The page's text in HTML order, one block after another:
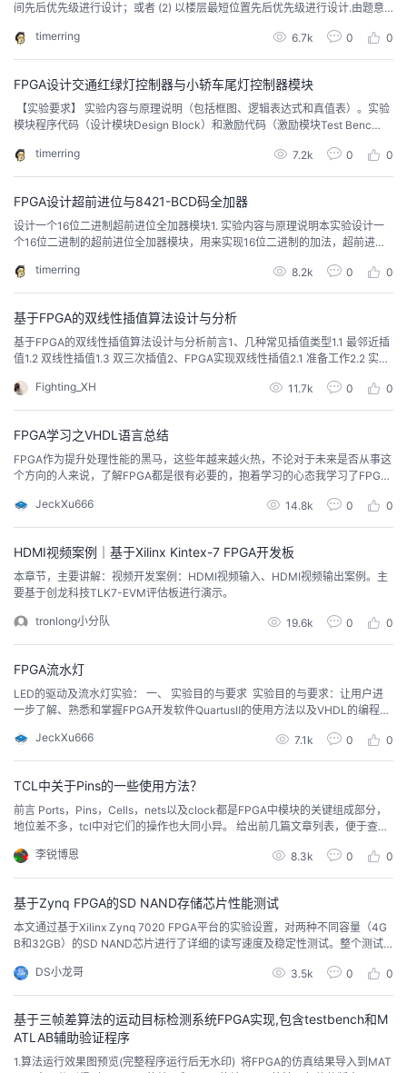
博
客
的
论
坛
我
的
圈
子
我
的
直
我
的
动
我
关
注
堂
我
的
课
我
的
证
我
实
验
的
收
藏
我
的
技
我
的
议
间先后优先级进行设计；或者 (2) 以楼层最短位置先后优先级进行设计.由题意
楼请求，同一层不能既有上楼请求又有下楼请求。上楼或下楼请求被响应后对
应位清零。当有其中一层的按钮按下时，电梯前往；根据时间优先级，可以设
timerring 6.7k 0 0
FPGA设计交通红绿灯控制器与小轿车尾灯控制器模块
​ 【实验要求】 实验内容与原理说明（包括框图、逻辑表达式和真值表）。实验
模块程序代码（设计模块Design Block）和激励代码（激励模块Test Benc
用该型器件的资源情况。实验结果分析及思考。每一次报告用Word文档提交，
文件名：姓名_班级_第几次实验_学号。【实验软件工具】QuartusII;ModelSim
timerring 7.2k 0 0
FPGA设计超前进位与8421-BCD码全加器
​设计一个16位二进制超前进位全加器模块1. 实验内容与原理说明本实验设计一
个16位二进制的超前进位全加器模块，用来实现16位二进制的加法，超前进位
gi产生一级时延，经过计算C产生一级时延，则A，B输入一旦产生，首先经过
两级时延算出第1轮进位值C’不过这个值是不正确的。C’再次送入加法器，进行
timerring 8.2k 0 0
基于FPGA的双线性插值算法设计与分析
基于FPGA的双线性插值算法设计与分析前言1、几种常见插值类型1.1 最邻近插
值1.2 双线性插值1.3 双三次插值2、FPGA实现双线性插值2.1 准备工作2.2 实现
式：2.3.1.2 小数部分的处理2.3.1.3 小数部分的表示2.3.1.4 系数的表示2.3.2 内
存管理模块2.3.3双线性插值...
Fighting_XH 11.7k 0 0
FPGA学习之VHDL语言总结
FPGA作为提升处理性能的黑马，这些年越来越火热，不论对于未来是否从事这
个方向的人来说，了解FPGA都是很有必要的，抱着学习的心态我学习了FPG
JeckXu666
14.8k 0 0
HDMI视频案例｜基于Xilinx Kintex-7 FPGA开发板
本章节，主要讲解：视频开发案例：HDMI视频输入、HDMI视频输出案例。主
要基于创龙科技TLK7-EVM评估板进行演示。
tronlong小分队 19.6k 0 0
FPGA流水灯
LED的驱动及流水灯实验： 一、 实验目的与要求 ​ 实验目的与要求：让用户进
一步了解、熟悉和掌握FPGA开发软件QuartusⅡ的使用方法以及VHDL的编程方
JeckXu666
7.1k 0 0
TCL中关于Pins的一些使用方法？
前言 Ports，Pins，Cells，nets以及clock都是FPGA中模块的关键组成部分，
地位差不多，tcl中对它们的操作也大同小异。 给出前几篇文章列表，便于查
李锐博恩
8.3k 0 0
基于Zynq FPGA的SD NAND存储芯片性能测试
本文通过基于Xilinx Zynq 7020 FPGA平台的实验设置，对两种不同容量（4G
B和32GB）的SD NAND芯片进行了详细的读写速度及稳定性测试。整个测试
环下的数据一致性和可靠性。通过这次详尽的测试，为开发者们提供有关如何
有效利用SD NAND存储解决方案的第一手资料，也展示了此类存储介质在嵌入
DS小龙哥 3.5k 0 0
基于三帧差算法的运动目标检测系统FPGA实现,包含testbench和M
ATLAB辅助验证程序
1.算法运行效果图预览(完整程序运行后无水印) 将FPGA的仿真结果导入到MAT